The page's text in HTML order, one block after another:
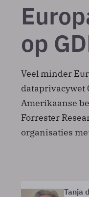
op
Veel minder
dataprivacywet
Amerikaanse
Forrester
organisaties
Tanja